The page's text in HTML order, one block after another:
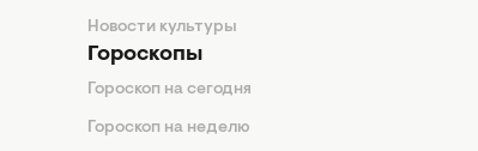
Новости культуры
Гороскопы
Гороскоп на сегодня
Гороскоп на неделю